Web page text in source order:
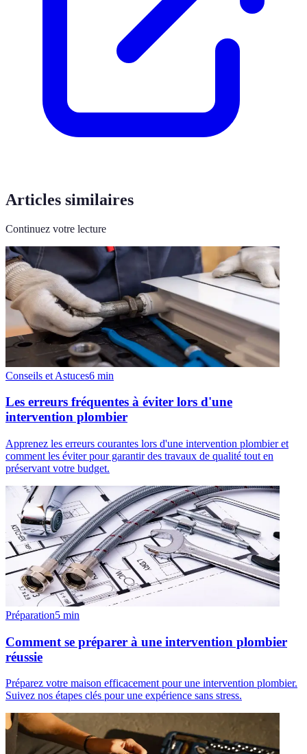
Articles similaires
Continuez votre lecture
Conseils et Astuces6 min
Les erreurs fréquentes à éviter lors d'une
intervention plombier
Apprenez les erreurs courantes lors d'une intervention plombier et
comment les éviter pour garantir des travaux de qualité tout en
préservant votre budget.
Préparation5 min
Comment se préparer à une intervention plombier
réussie
Préparez votre maison efficacement pour une intervention plombier.
Suivez nos étapes clés pour une expérience sans stress.